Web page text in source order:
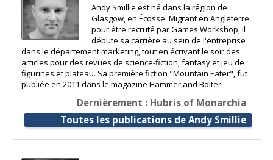
Andy Smillie est né dans la région de
Glasgow, en Écosse. Migrant en Angleterre
pour être recruté par Games Workshop, il
débute sa carrière au sein de l'entreprise
dans le département marketing, tout en écrivant le soir des
articles pour des revues de science-fiction, fantasy et jeu de
figurines et plateau. Sa première fiction "Mountain Eater", fut
publiée en 2011 dans le magazine Hammer and Bolter.
Dernièrement : Hubris of Monarchia
Toutes les publications de Andy Smillie